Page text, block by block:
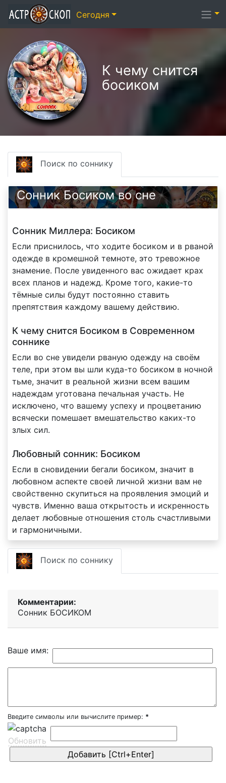
К чему снится
босиком
Поиск по соннику
Сонник Босиком во сне
Сонник Миллера: Босиком
Если приснилось, что ходите босиком и в рваной
одежде в кромешной темноте, это тревожное
знамение. После увиденного вас ожидает крах
всех планов и надежд. Кроме того, какие-то
тёмные силы будут постоянно ставить
препятствия каждому вашему действию.
К чему снится Босиком в Современном
соннике
Если во сне увидели рваную одежду на своём
теле, при этом вы шли куда-то босиком в ночной
тьме, значит в реальной жизни всем вашим
надеждам уготована печальная участь. Не
исключено, что вашему успеху и процветанию
всячески помешает вмешательство каких-то
злых сил.
Любовный сонник: Босиком
Если в сновидении бегали босиком, значит в
любовном аспекте своей личной жизни вам не
свойственно скупиться на проявления эмоций и
чувств. Именно ваша открытость и искренность
делает любовные отношения столь счастливыми
и гармоничными.
Поиск по соннику
Комментарии:
Сонник БОСИКОМ
Ваше имя:
Введите символы или вычислите пример: *
Обновить
Сегодня